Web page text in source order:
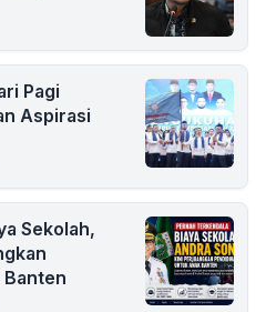
Pagi
Aspirasi
Sekolah,